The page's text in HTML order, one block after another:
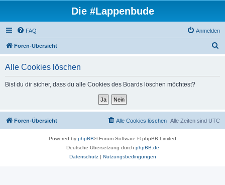
Die #Lappenbude
FAQ Anmelden
Foren-Übersicht
Alle Cookies löschen
Bist du dir sicher, dass du alle Cookies des Boards löschen möchtest?
Foren-Übersicht Alle Zeiten sind UTC
Alle Cookies löschen
Powered by phpBB® Forum Software © phpBB Limited
Deutsche Übersetzung durch phpBB.de
Datenschutz| Nutzungsbedingungen